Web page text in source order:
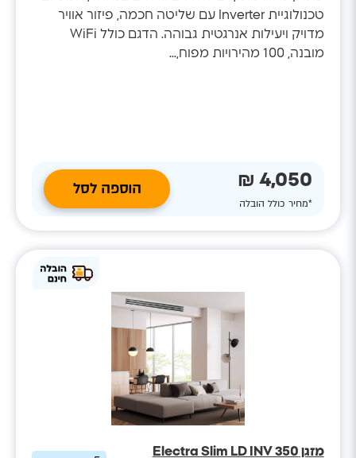
טכנולוגיית Inverter עם שליטה חכמה, פיזור אוויר
מדויק ויעילות אנרגטית גבוהה. הדגם כולל WiFi
מובנה, 100 מהירויות מפוח,...
4,050 ₪
*מחיר כולל הובלה
הוספה לסל
מזגן Electra Slim LD INV 350